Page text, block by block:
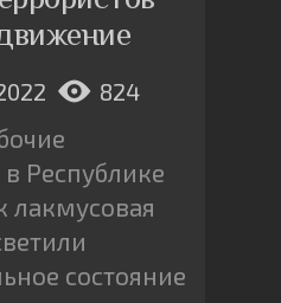
824
Республике
лакмусовая
состояние